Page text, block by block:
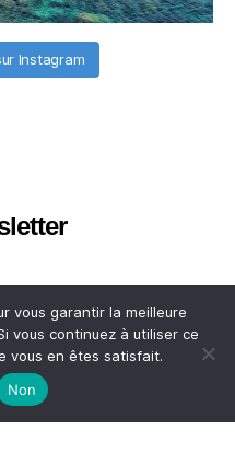
Instagram
vous garantir la meilleure
vous continuez à utiliser ce
vous en êtes satisfait.
Non